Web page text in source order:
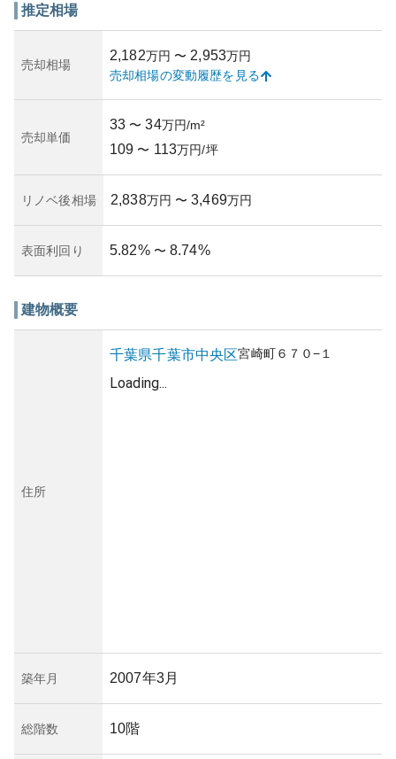
資産性については、千葉市中央区という立地に加え、交通
も資産価値に影響を与える可能性があります。
所有リスクについては、大きな地震や台風などの自然災害
のリスクは考慮する必要がありますが、構造がしっかりし
られています。建物の管理状況も良好であり、維持管理に
関しても安心です。全体として、バランスの取れた物件で
推定相場
売却相場
2,182万円 〜 2,953万円
売却相場の変動履歴を見る
売却単価
33 〜 34万円/m²
109 〜 113万円/坪
リノベ後相場 2,838万円 〜 3,469万円
表面利回り 5.82% 〜 8.74%
建物概要
住所
千葉県千葉市中央区宮崎町６７０−１
Loading...
築年月 2007年3月
総階数 10階